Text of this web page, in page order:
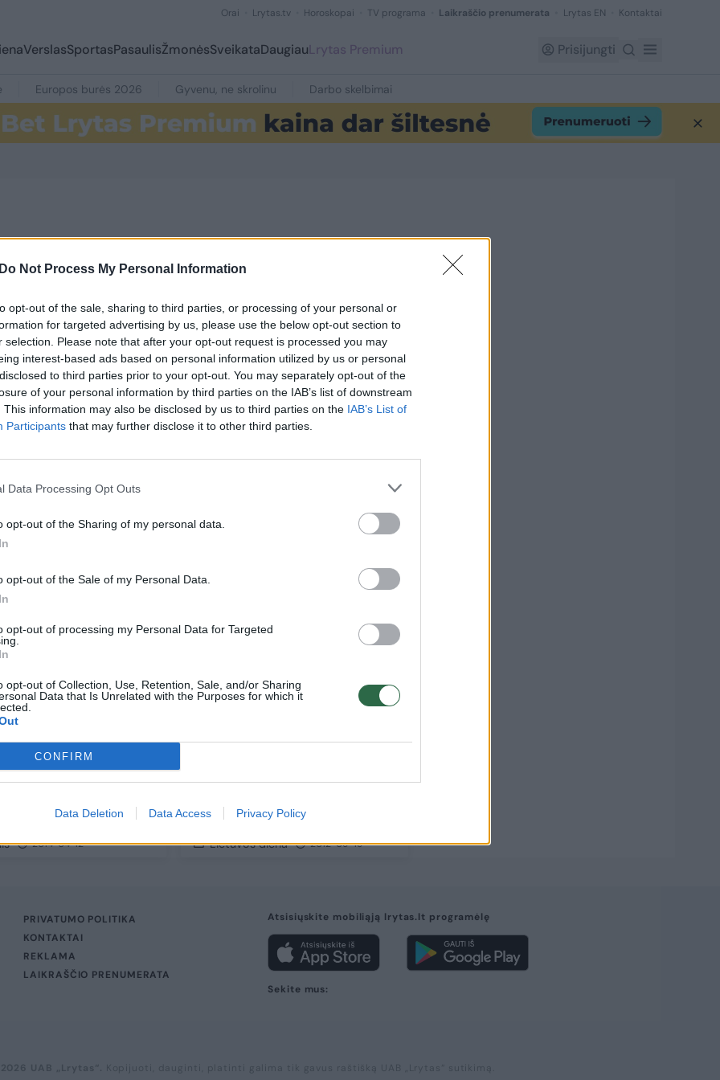
Do Not Process My Personal Information
opt-out of the sale, sharing to third parties, or processing of your personal or
for targeted advertising by us, please use the below opt-out section to
selection. Please note that after your opt-out request is processed you may
interest-based ads based on personal information utilized by us or personal
to third parties prior to your opt-out. You may separately opt-out of the
of your personal information by third parties on the IAB’s list of downstream
This information may also be disclosed by us to third parties on the IAB’s List of
Participants that may further disclose it to other third parties.
Data Processing Opt Outs
opt-out of the Sharing of my personal data.
opt-out of the Sale of my Personal Data.
opt-out of processing my Personal Data for Targeted
opt-out of Collection, Use, Retention, Sale, and/or Sharing
Data that Is Unrelated with the Purposes for which it
CONFIRM
Data Deletion Data Access Privacy Policy
Orai Lrytas.tv Horoskopai TV programa Laikraščio prenumerata Lrytas EN Kontaktai
VerslasSportasPasaulisŽmonėsSveikataDaugiauLrytas Premium Prisijungti
Europos burės 2026 Gyvenu, ne skrolinu Darbo skelbimai
į
Parodoje „Iš nusidėjėlių didžiausia“ –
vienas paveikslas
Kultūra 2022-04-22
kuriame Jėzus
2014-04-12
1
Atrastas papirusas liudija,
Lietuvos diena 2012-09-19
PRIVATUMO POLITIKA
KONTAKTAI
REKLAMA
LAIKRAŠČIO PRENUMERATA
Atsisiųskite mobiliąją lrytas.lt programėlę
Sekite mus: